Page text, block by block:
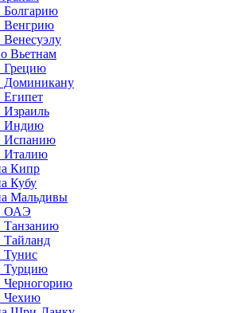
Болгарию
Венгрию
Вьетнам
Грецию
Доминикану
Индию
Испанию
Италию
Кипр
Кубу
Мальдивы
ОАЭ
Танзанию
Тайланд
Тунис
Турцию
Черногорию
Чехию